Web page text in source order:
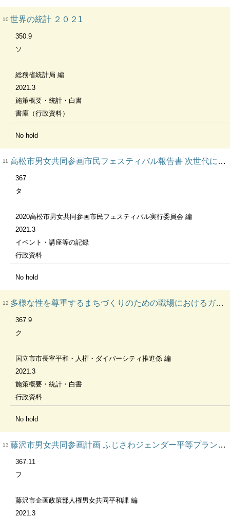
10 世界の統計 ２０２1
350.9
ソ
総務省統計局 編
2021.3
施策概要・統計・白書
書庫（行政資料）
No hold
11 高松市男女共同参画市民フェスティバル報告書 次世代につなごう～平等・創造・平和への行動～ ２０２０年
367
タ
2020高松市男女共同参画市民フェスティバル実行委員会 編
2021.3
イベント・講座等の記録
行政資料
No hold
12 多様な性を尊重するまちづくりのための職場におけるガイドライン
367.9
ク
国立市市長室平和・人権・ダイバーシティ推進係 編
2021.3
施策概要・統計・白書
行政資料
No hold
13 藤沢市男女共同参画計画 ふじさわジェンダー平等プラン２０３０
367.11
フ
藤沢市企画政策部人権男女共同平和課 編
2021.3